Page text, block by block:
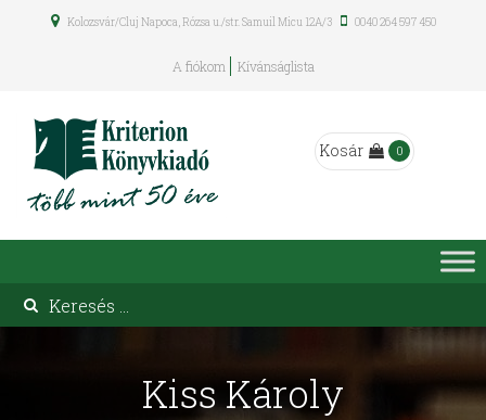
Kolozsvár/Cluj Napoca, Rózsa u./str. Samuil Micu 12A/3 0040 264 597 450
A fiókom Kívánságlista
Kosár 0
Kiss Károly